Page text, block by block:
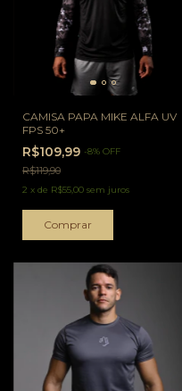
CAMISA PAPA MIKE ALFA UV
FPS 50+
R$109,99 -8% OFF
R$119,90
2 x de R$55,00 sem juros
Comprar